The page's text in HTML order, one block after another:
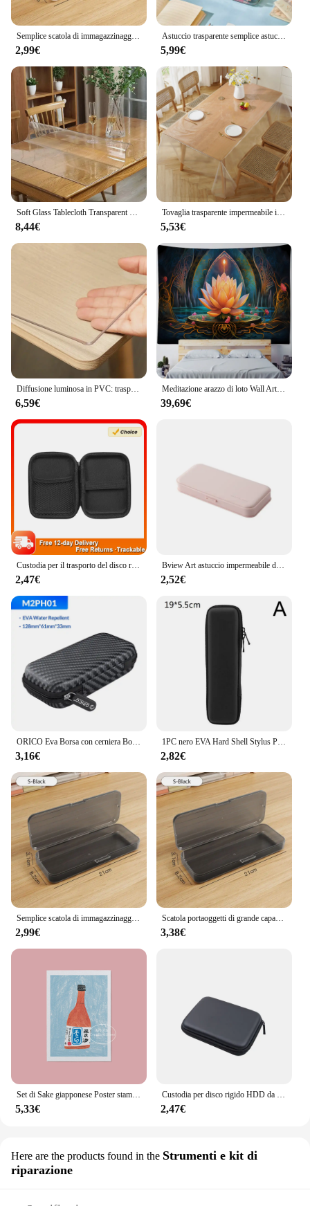
Semplice scatola di immagazzinaggio di grande capacità astuccio multifunzione trasparente organizzatore da tavolo in plastica per studenti
2,99€
Astuccio trasparente semplice astuccio in plastica a doppia porta con doppia porta aperta scatola portaoggetti cancelleria estuches forniture per ufficio 19186
5,99€
Soft Glass Tablecloth Transparent PVC Table Cloth Waterproof Oil Proof Kitchen Dining Rectangular Table Cover Matte Clear
8,44€
Tovaglia trasparente impermeabile in PE semplice e sottile resistente allo sporco e alla tovaglia decorativa resistente all'olio
5,53€
Diffusione luminosa in PVC: trasparente, non colpita dall'acqua, adatta per tutti i giorni
6,59€
Meditazione arazzo di loto Wall Art, grande arazzo decorazione murale, casa, camera da letto, decorazione del soggiorno
39,69€
Custodia per il trasporto del disco rigido da 2.5 pollici antiurto in EVA custodia per il trasporto del disco rigido da 2.5 "materiale di superficie EVA + PU
2,47€
Bview Art astuccio impermeabile di grande capacità semplice e carino organizzatore di cancelleria forniture per ufficio scolastico regalo per bambini
2,52€
ORICO Eva Borsa con cerniera Borsa protettiva per caricabatterie per telefono cellulare Disco rigido per disco rigido esterno M.2/auricolare/linea dati Custodia HDD nera
3,16€
1PC nero EVA Hard Shell Stylus Pen Pencil Case Holder custodia protettiva per il trasporto borsa contenitore per penna penna a sfera Stylu
2,82€
Semplice scatola di immagazzinaggio di grande capacità astuccio multifunzione in plastica astuccio trasparente regalo
2,99€
Scatola portaoggetti di grande capacità astuccio per matite trasparente in plastica di alta qualità multifunzionale per studenti
3,38€
5,33€ 2,47€
Here are the products found in the Strumenti e kit di
riparazione